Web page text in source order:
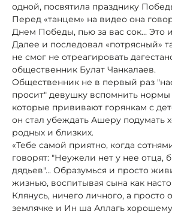
одной, посвятила празднику
Перед «танцем» на видео она
Днем Победы, пью за вас сок… Это
Далее и последовал «потрясный»
не смог не отреагировать
общественник Булат Чанкалаев.
Общественник не в первый раз
просит" девушку вспомнить
которые прививают горянкам с
он стал убеждать Ашеру подумать
родных и близких.
«Тебе самой приятно, когда
говорят: "Неужели нет у нее отца,
дядьев"... Образумься и просто
жизнью, воспитывая сына как
Клянусь, ничего личного, а просто
землячке и Ин ша Аллагь хорошему